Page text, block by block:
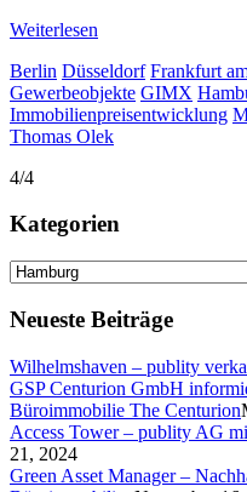
Weiterlesen
Berlin Düsseldorf Frankfurt
Gewerbeobjekte GIMX
Immobilienpreisentwicklung
Thomas Olek
4/4
Kategorien
Kategorien
Neueste Beiträge
Wilhelmshaven – publity
GSP Centurion GmbH
Büroimmobilie The Centurion
Access Tower – publity AG
21, 2024
Green Asset Manager –